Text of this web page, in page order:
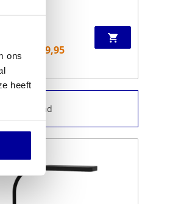
ons
heeft
149,95
in voorraad